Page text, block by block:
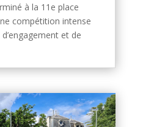
à la 11e place
compétition intense
et de